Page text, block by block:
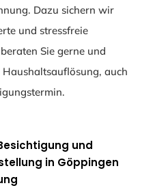
Dazu sichern wir
und stressfreie
Sie gerne und
auch
und
in Göppingen